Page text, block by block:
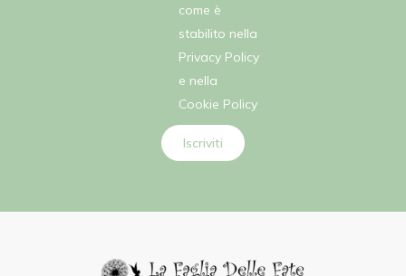
come è
stabilito nella
Privacy Policy
e nella
Cookie Policy
Iscriviti